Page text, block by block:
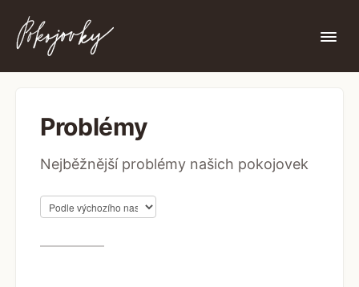
Problémy
Nejběžnější problémy našich pokojovek